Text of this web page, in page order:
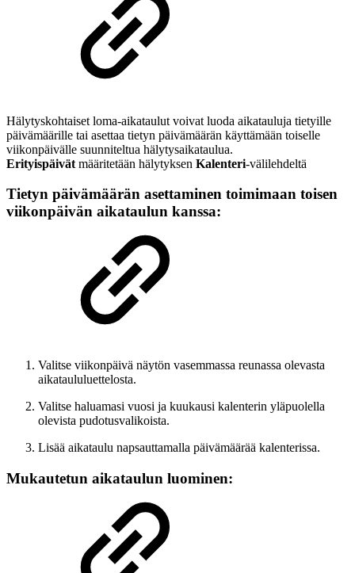
Hälytyskohtaiset loma-aikataulut voivat luoda aikatauluja tietyille
päivämäärille tai asettaa tietyn päivämäärän käyttämään toiselle
viikonpäivälle suunniteltua hälytysaikataulua.
Erityispäivät määritetään hälytyksen Kalenteri-välilehdeltä
Tietyn päivämäärän asettaminen toimimaan toisen
viikonpäivän aikataulun kanssa:
Valitse viikonpäivä näytön vasemmassa reunassa olevasta
aikataululuettelosta.
Valitse haluamasi vuosi ja kuukausi kalenterin yläpuolella
olevista pudotusvalikoista.
Lisää aikataulu napsauttamalla päivämäärää kalenterissa.
Mukautetun aikataulun luominen: